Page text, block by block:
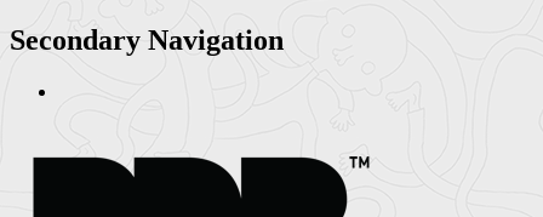
Secondary Navigation